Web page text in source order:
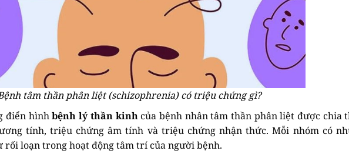
tâm thần phân liệt (schizophrenia) có triệu chứng gì?
điển hìnhbệnh lý thần kinhcủa bệnh nhân tâm thần phân liệt được chia
tính, triệu chứng âm tính và triệu chứng nhận thức. Mỗi nhóm có
rối loạn trong hoạt động tâm trí của người bệnh.